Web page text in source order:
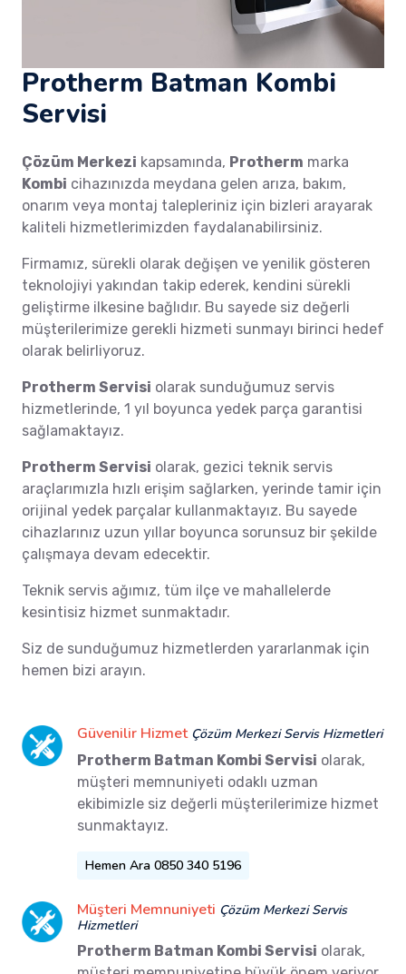
Protherm Batman Kombi
Servisi
Çözüm Merkezi kapsamında, Protherm marka
Kombi cihazınızda meydana gelen arıza, bakım,
onarım veya montaj talepleriniz için bizleri arayarak
kaliteli hizmetlerimizden faydalanabilirsiniz.
Firmamız, sürekli olarak değişen ve yenilik gösteren
teknolojiyi yakından takip ederek, kendini sürekli
geliştirme ilkesine bağlıdır. Bu sayede siz değerli
müşterilerimize gerekli hizmeti sunmayı birinci hedef
olarak belirliyoruz.
Protherm Servisi olarak sunduğumuz servis
hizmetlerinde, 1 yıl boyunca yedek parça garantisi
sağlamaktayız.
Protherm Servisi olarak, gezici teknik servis
araçlarımızla hızlı erişim sağlarken, yerinde tamir için
orijinal yedek parçalar kullanmaktayız. Bu sayede
cihazlarınız uzun yıllar boyunca sorunsuz bir şekilde
çalışmaya devam edecektir.
Teknik servis ağımız, tüm ilçe ve mahallelerde
kesintisiz hizmet sunmaktadır.
Siz de sunduğumuz hizmetlerden yararlanmak için
hemen bizi arayın.
Güvenilir Hizmet Çözüm Merkezi Servis Hizmetleri
Protherm Batman Kombi Servisi olarak,
müşteri memnuniyeti odaklı uzman
ekibimizle siz değerli müşterilerimize hizmet
sunmaktayız.
Hemen Ara 0850 340 5196
Müşteri Memnuniyeti Çözüm Merkezi Servis
Hizmetleri
Protherm Batman Kombi Servisi olarak,